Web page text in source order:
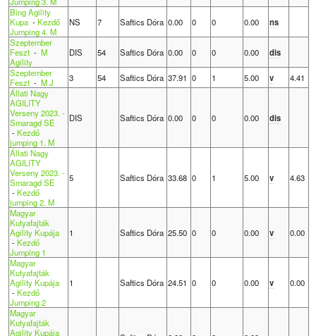
Bing Agility
Kupa-Kezdő
Jumping 4. M
NS 7 Saftics Dóra 0.00 0 0 0.00
ns
Szeptember
Feszt- M
Agility
DIS 54 Saftics Dóra 0.00 0 0 0.00
dis
Szeptember
Feszt- M J 3 54 Saftics Dóra 37.91 0 1 5.00 v
4.41
Állati Nagy
AGILITY
Verseny 2023. -
Smaragd SE
-Kezdő
jumping 1. M
DIS Saftics Dóra 0.00 0 0 0.00 dis
Állati Nagy
AGILITY
Verseny 2023. -
Smaragd SE
-Kezdő
jumping 2. M
5 Saftics Dóra 33.68 0 1 5.00 v 4.63
Magyar
Kutyafajták
Agility Kupája
-Kezdő
Jumping 1
1 Saftics Dóra 25.50 0 0 0.00 v 0.00
Magyar
Kutyafajták
Agility Kupája
-Kezdő
Jumping 2
1 Saftics Dóra 24.51 0 0 0.00 v 0.00
Magyar
Kutyafajták
Agility Kupája